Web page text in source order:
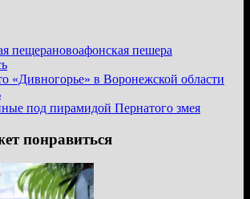
пещерановоафонская пешера
Предыдущая
запись:
«Дивногорье» в Воронежской области
Следующая
запись:под пирамидой Пернатого змея
понравиться